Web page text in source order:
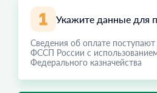
Укажите данные для
Сведения об оплате
ФССП России с
Федерального казначейства